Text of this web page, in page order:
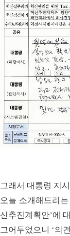
그래서 대통령 지
오늘 소개해드리
신추진계획안’에
그어두었으니 ‘의